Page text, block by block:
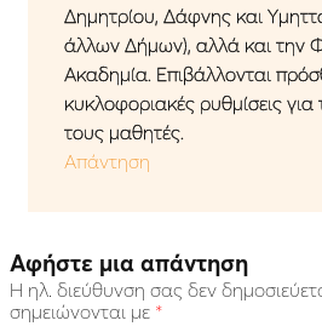
Δημητρίου, Δάφνης και
άλλων Δήμων), αλλά και την
Ακαδημία. Επιβάλλονται
κυκλοφοριακές ρυθμίσεις για
τους μαθητές.
Απάντηση
Αφήστε μια απάντηση
Η ηλ. διεύθυνση σας δεν
σημειώνονται με *